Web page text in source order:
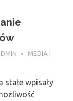
MEDIA I
stałe wpisały